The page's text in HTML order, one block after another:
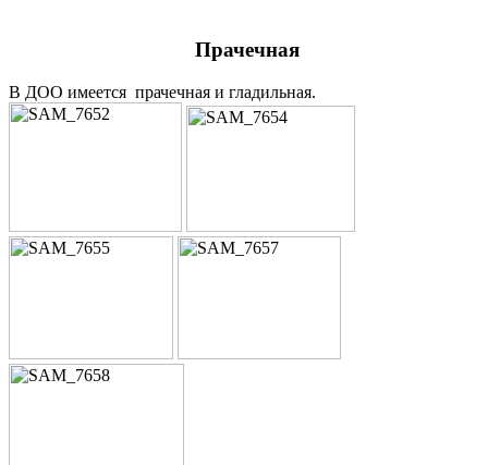
Прачечная
В ДОО имеется прачечная и гладильная.